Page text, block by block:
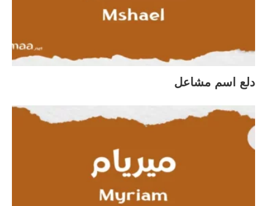
دلع اسم مشاعل